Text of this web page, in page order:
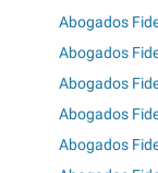
Abogados
Abogados
Abogados
Abogados
Abogados